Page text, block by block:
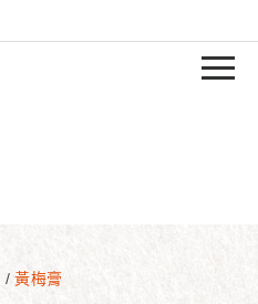
/ 黃梅膏